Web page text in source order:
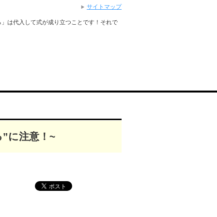
は代入して式が成り立つことです！それで
に注意！~
サイトマップ